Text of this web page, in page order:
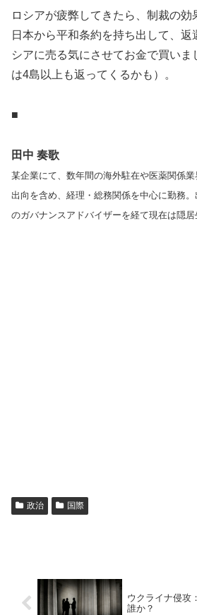
ロシアが疲弊してきたら、制裁の効
日本から平和条約を持ち出して、返
シアに売る気にさせてお金で買いま
は4島以上も返ってくるかも）。
■
田中 奏歌
某企業にて、数年間の海外駐在や医薬関係
出向を含め、経理・総務関係を中心に勤務
のガバナンスアドバイザーを経て現在は隠居
政治 国際
ウクライナ侵攻
誰か？